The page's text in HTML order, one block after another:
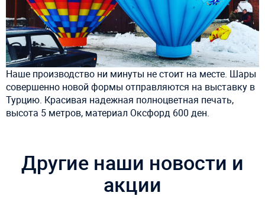
Наше производство ни минуты не стоит на месте. Шары
совершенно новой формы отправляются на выставку в
Турцию. Красивая надежная полноцветная печать,
высота 5 метров, материал Оксфорд 600 ден.
Другие наши новости и
акции